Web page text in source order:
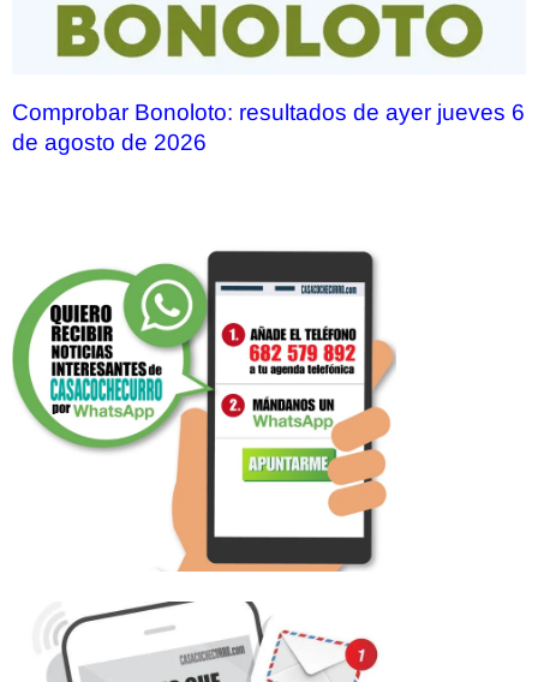
Comprobar Bonoloto: resultados de ayer jueves 6
de agosto de 2026